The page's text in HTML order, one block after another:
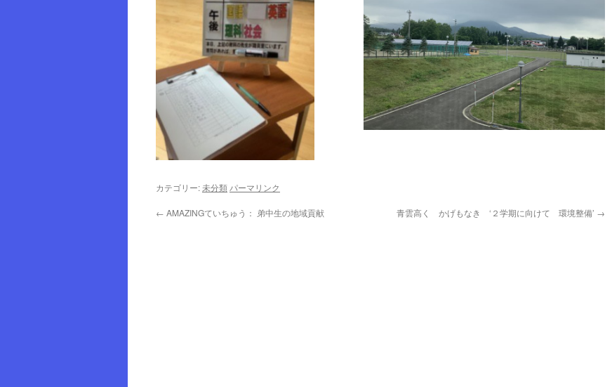
カテゴリー:未分類 パーマリンク
← AMAZINGていちゅう： 弟中生の地域貢献 青雲高く かげもなき ‘２学期に向けて 環境整備’ →